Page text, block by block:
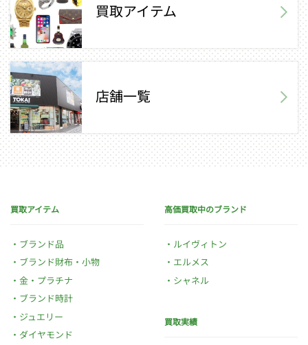
買取アイテム
店舗一覧
買取アイテム
ブランド品
ブランド財布・小物
金・プラチナ
ブランド時計
ジュエリー
ダイヤモンド
高価買取中のブランド
ルイヴィトン
エルメス
シャネル
買取実績